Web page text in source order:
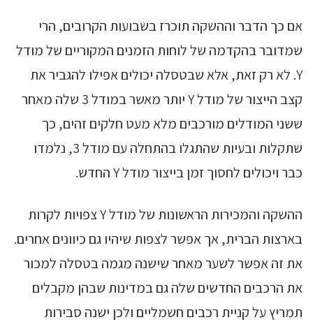
אם כך הדבר וההשקה תוכרז בשבועות הקרובים, הרי
שמדובר בהקדמה של לוחות הזמנים המקוריים של מודל
Y. לא רק זאת, אלא שבטסלה יכולים אפילו להגביר את
קצב הייצור של מודל Y יותר מאשר במודל 3 שלה מאחר
ששני המודלים מורכבים מלא מעט חלקים זהים, כך
שתקלות ובעיות שהתגלו בהתחלה עם מודל 3, נלמדו
כבר ויכולים לחסוך זמן בייצור מודל Y החדש.
ההשקה והמכירות הראשונות של מודל Y צפויות לקרות
בארצות הברית, אך אפשר לצפות שיהיו גם כיוונים אחרים.
את זה אפשר לשער מאחר שישנה מגמה בטסלה למכור
את הרכבים החדשים שלה גם במדינות שבהן מקבלים
תמריץ על קניית רכבים חשמליים ולכן ישנה סבירות